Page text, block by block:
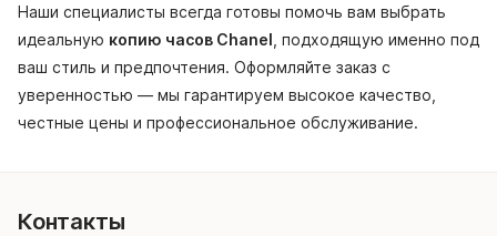
Наши специалисты всегда готовы помочь вам выбрать
идеальную копию часов Chanel , подходящую именно под
ваш стиль и предпочтения. Оформляйте заказ с
уверенностью — мы гарантируем высокое качество,
честные цены и профессиональное обслуживание.
Контакты